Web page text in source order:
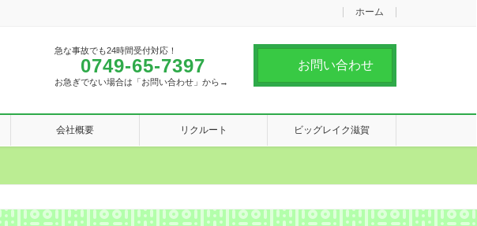
ホーム
急な事故でも24時間受付対応！
0749-65-7397
お急ぎでない場合は「お問い合わせ」から→
お問い合わせ
会社概要 リクルート ビッグレイク滋賀